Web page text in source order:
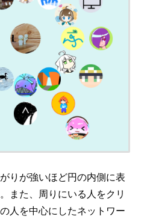
りが強いほど円の内側に表
また、周りにいる人をクリ
人を中心にしたネットワー